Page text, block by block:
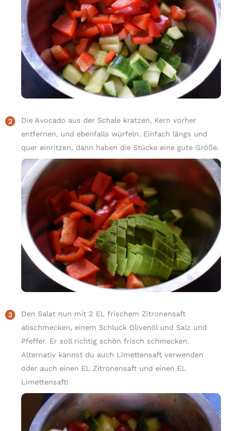
Die Avocado aus der Schale kratzen, Kern vorher
entfernen, und ebenfalls würfeln. Einfach längs und
quer einritzen, dann haben die Stücke eine gute Größe.
Den Salat nun mit 2 EL frischem Zitronensaft
abschmecken, einem Schluck Olivenöl und Salz und
Pfeffer. Er soll richtig schön frisch schmecken.
Alternativ kannst du auch Limettensaft verwenden
oder auch einen EL Zitronensaft und einen EL
Limettensaft!